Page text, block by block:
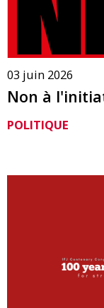
03 juin 2026
Non à
POLITIQUE